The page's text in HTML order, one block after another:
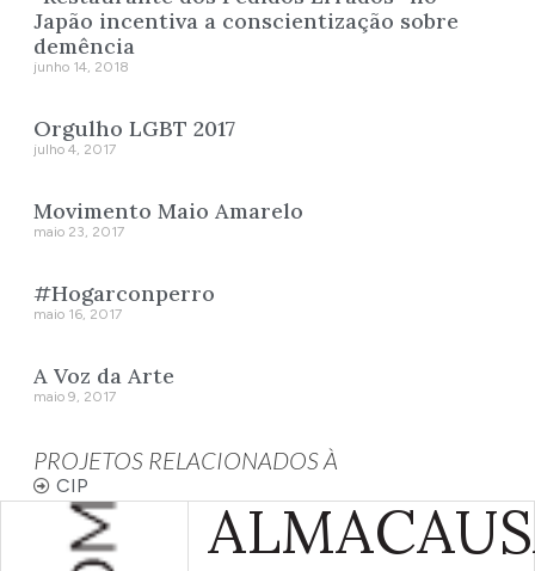
Japão incentiva a conscientização sobre
demência
junho 14, 2018
Orgulho LGBT 2017
julho 4, 2017
Movimento Maio Amarelo
maio 23, 2017
#Hogarconperro
maio 16, 2017
A Voz da Arte
maio 9, 2017
PROJETOS RELACIONADOS À
CIP
ALMA